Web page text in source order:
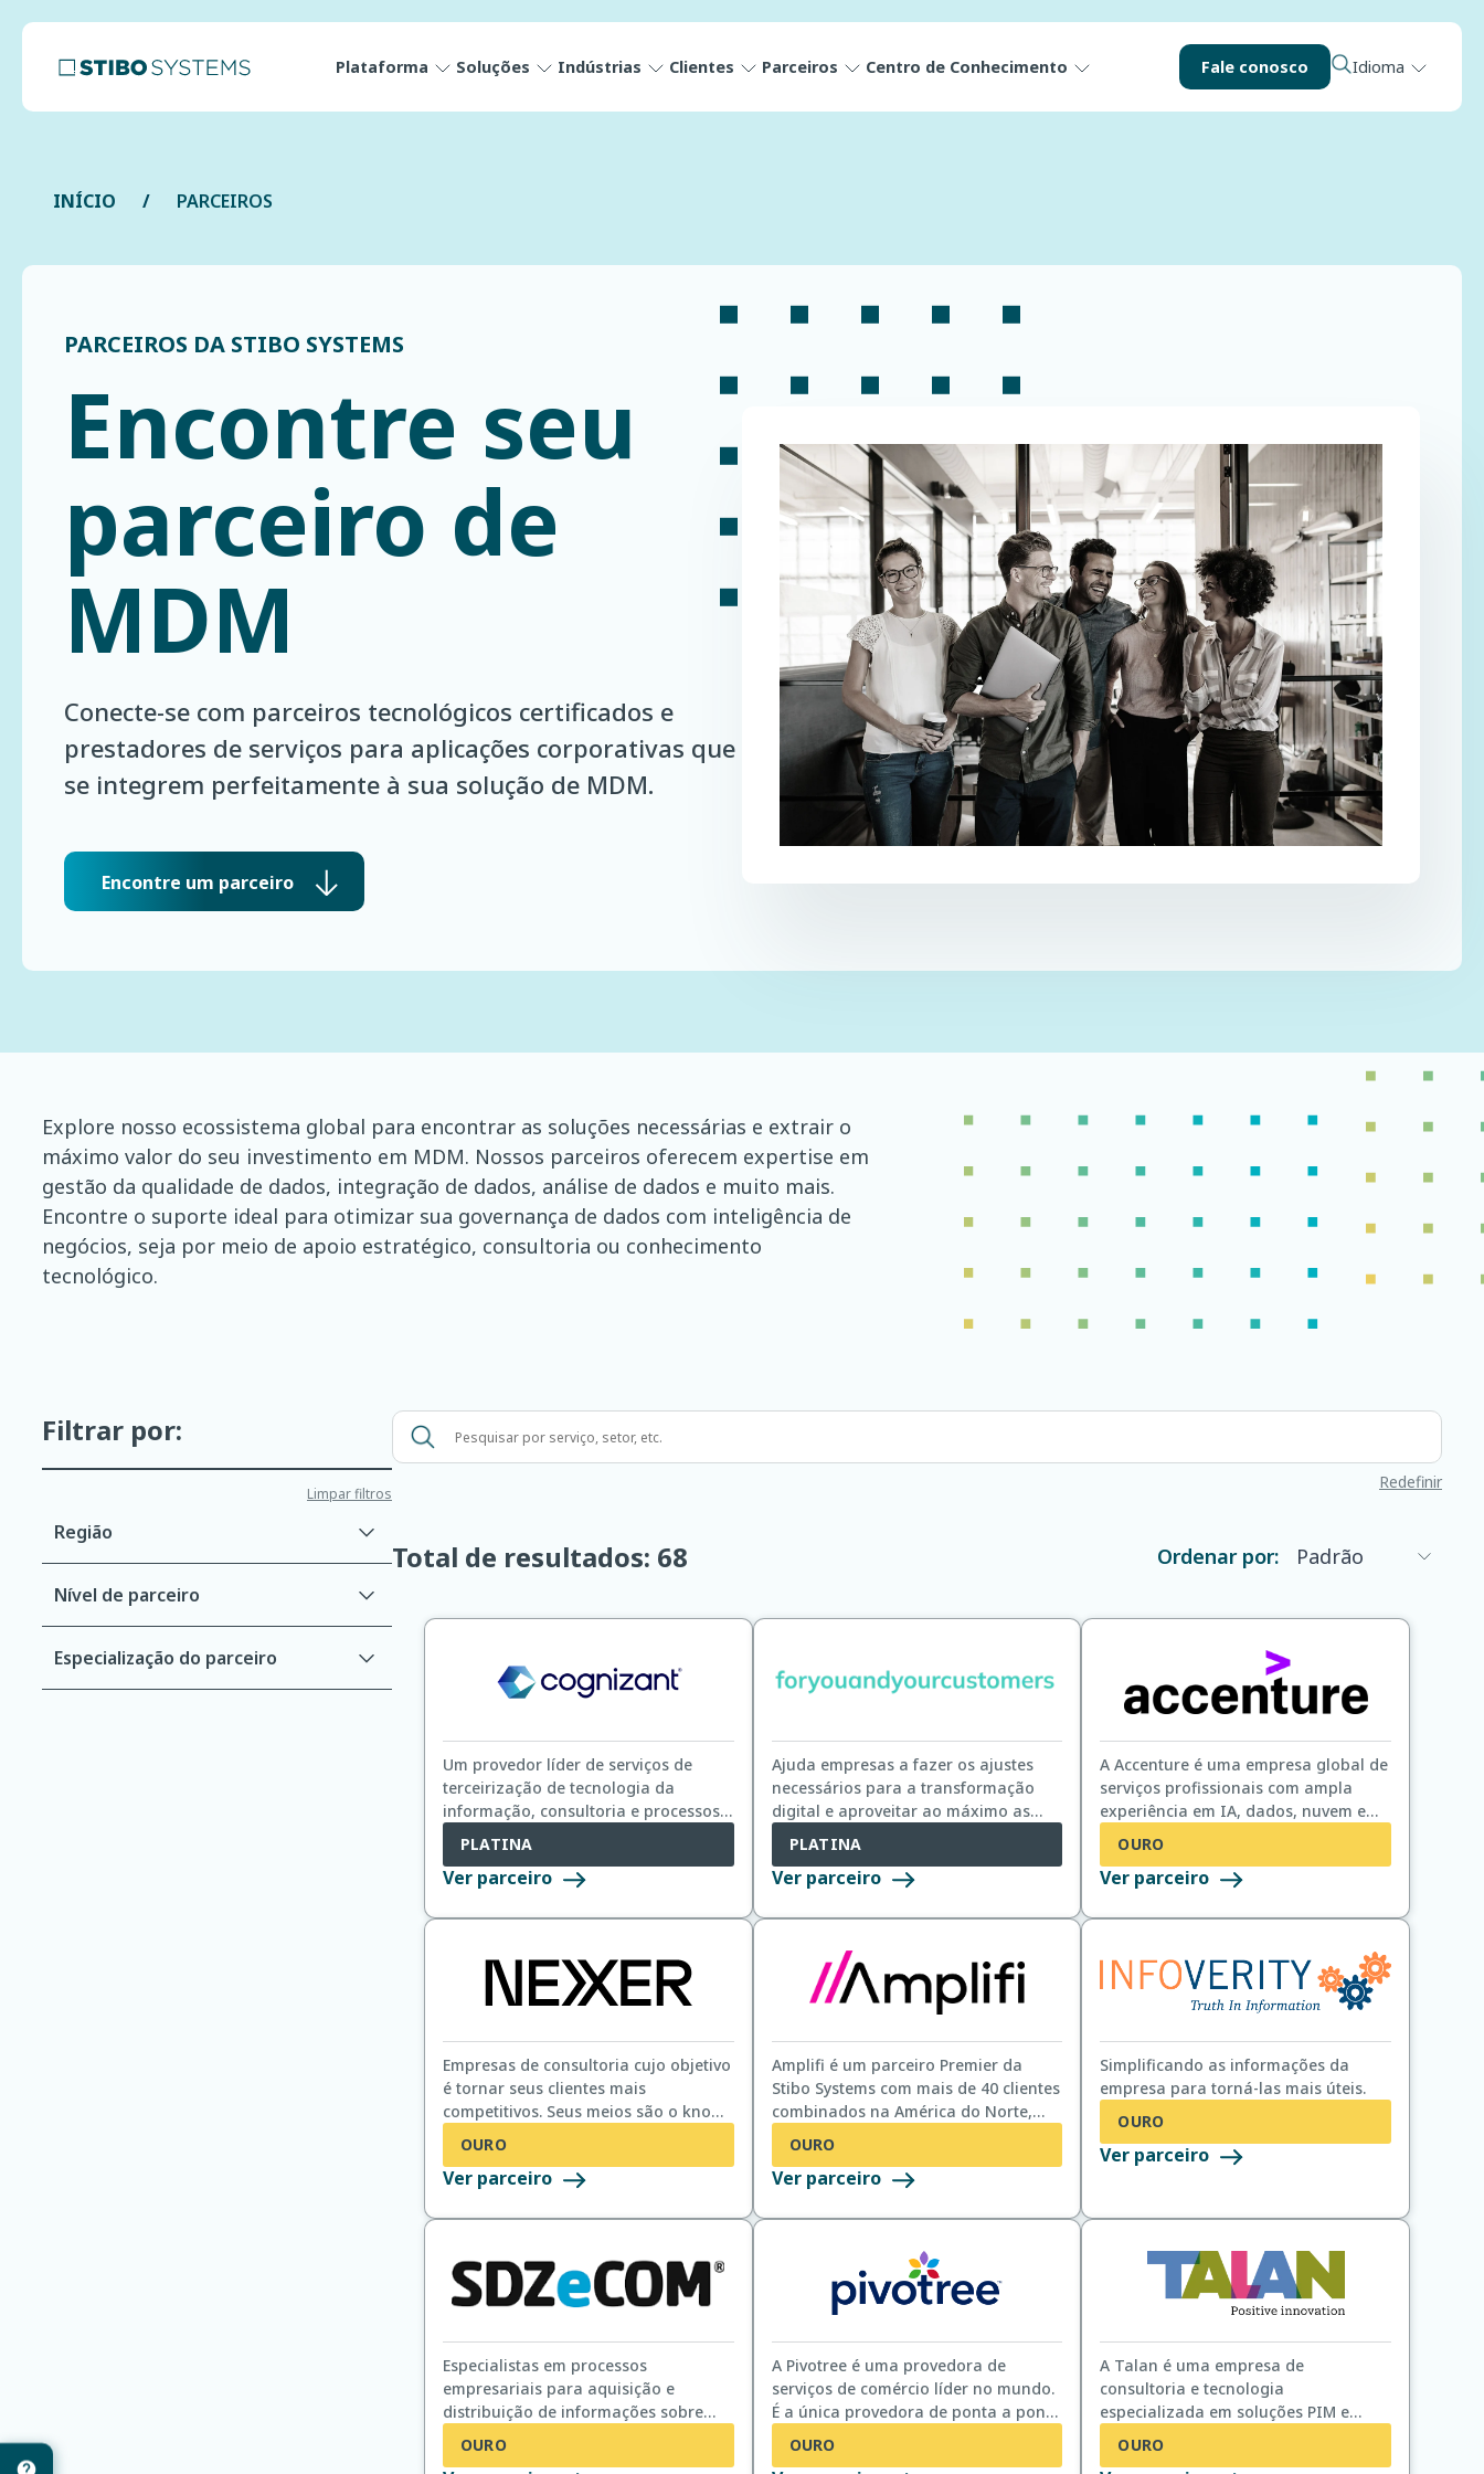
Plataforma Soluções Indústrias Clientes Parceiros Centro de Conhecimento Fale conosco Idioma
INÍCIO PARCEIROS
PARCEIROS DA STIBO SYSTEMS
Encontre seu
parceiro de
MDM
Conecte-se com parceiros tecnológicos certificados e
prestadores de serviços para aplicações corporativas que
se integrem perfeitamente à sua solução de MDM.
Encontre um parceiro
Explore nosso ecossistema global para encontrar as soluções necessárias e extrair o
máximo valor do seu investimento em MDM. Nossos parceiros oferecem expertise em
gestão da qualidade de dados, integração de dados, análise de dados e muito mais.
Encontre o suporte ideal para otimizar sua governança de dados com inteligência de
negócios, seja por meio de apoio estratégico, consultoria ou conhecimento
tecnológico.
Filtrar por:
Limpar filtros
Região
Nível de parceiro
Especialização do parceiro
Pesquisar
por
serviço,
etc.
Redefinir
Total de resultados: 68 Ordenar por:
Um provedor líder de serviços de
terceirização de tecnologia da
informação, consultoria e processos
de negócios, dedicado a ajudar as
principais empresas do mundo a
fortalecerem seus negócios.
PLATINA
Ver parceiro
Ajuda empresas a fazer os ajustes
necessários para a transformação
digital e aproveitar ao máximo as
novas oportunidades tecnológicas
para beneficiar seus próprios clientes
PLATINA
Ver parceiro
A Accenture é uma empresa global de
serviços profissionais com ampla
experiência em IA, dados, nuvem e
transformação digital.
OURO
Ver parceiro
Empresas de consultoria cujo objetivo
é tornar seus clientes mais
competitivos. Seus meios são o know-
how tecnológico e a paixão por
sempre encontrar soluções melhores.
OURO
Ver parceiro
Amplifi é um parceiro Premier da
Stibo Systems com mais de 40 clientes
combinados na América do Norte,
Reino Unido & Irlanda, países
nórdicos, DACH e Benelux.
Fornecemos estratégia STEP,
de Governança de Dados, Qualidade
de Dados e Estratégia de Dados.
OURO
Ver parceiro
Simplificando as informações da
empresa para torná-las mais úteis.
OURO
Ver parceiro
Especialistas em processos
empresariais para aquisição e
distribuição de informações sobre
produtos
OURO
A Pivotree é uma provedora de
serviços de comércio líder no mundo.
É a única provedora de ponta a ponta
que oferece suporte a clientes, desde
estratégia, seleção de plataforma,
OURO
A Talan é uma empresa de
consultoria e tecnologia
especializada em soluções PIM e
MDM, com ampla experiência no
design e implementação de
OURO